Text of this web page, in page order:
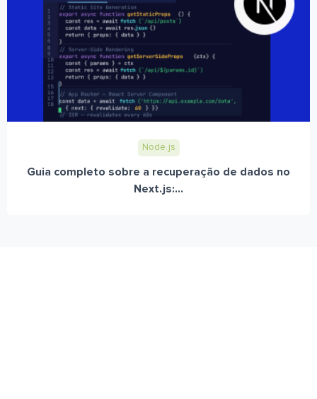
Node.js
Guia completo sobre a recuperação de dados no
Next.js:...